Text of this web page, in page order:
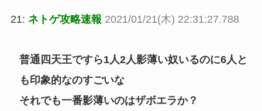
21: ネトゲ攻略速報 2021/01/21(木) 22:31:27.788
普通四天王ですら1人2人影薄い奴いるのに6人と
も印象的なのすごいな
それでも一番影薄いのはザボエラか？